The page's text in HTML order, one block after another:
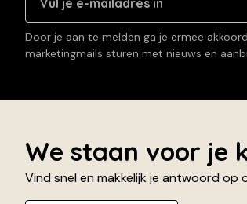
Door je aan te melden ga je ermee
marketingmails sturen met nieuws en
We staan voor je
Vind snel en makkelijk je antwoord op